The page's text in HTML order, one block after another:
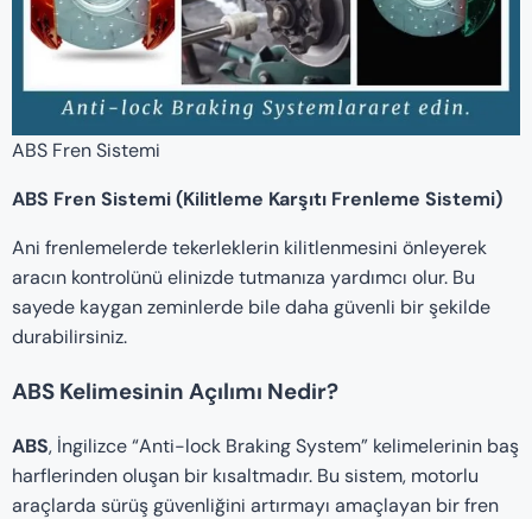
ABS Fren Sistemi
ABS Fren Sistemi (Kilitleme Karşıtı Frenleme Sistemi)
Ani frenlemelerde tekerleklerin kilitlenmesini önleyerek
aracın kontrolünü elinizde tutmanıza yardımcı olur. Bu
sayede kaygan zeminlerde bile daha güvenli bir şekilde
durabilirsiniz.
ABS Kelimesinin Açılımı Nedir?
ABS, İngilizce “Anti-lock Braking System” kelimelerinin baş
harflerinden oluşan bir kısaltmadır. Bu sistem, motorlu
araçlarda sürüş güvenliğini artırmayı amaçlayan bir fren